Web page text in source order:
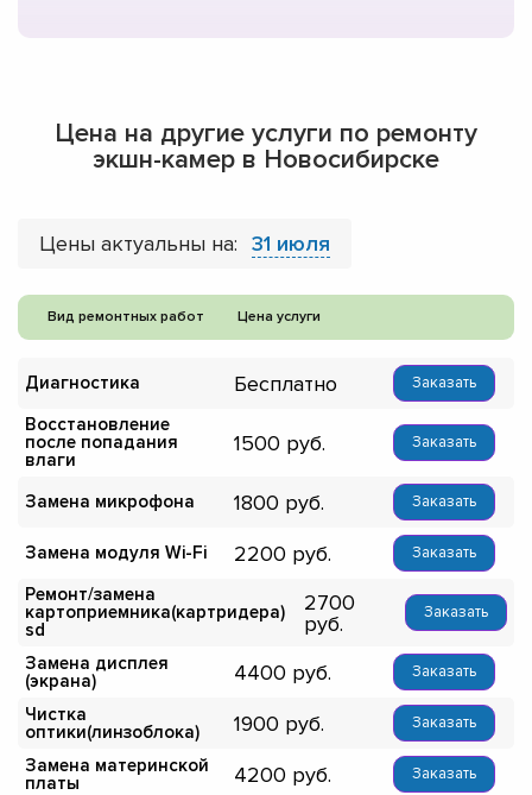
Цена на другие услуги по ремонту
экшн-камер в Новосибирске
Цены актуальны на: 31 июля
Вид ремонтных работ Цена услуги
Диагностика Бесплатно Заказать
Восстановление
после попадания
влаги
1500 Заказать
Замена микрофона 1800 Заказать
Замена модуля Wi-Fi 2200 Заказать
Ремонт/замена
картоприемника(картридера)
sd
2700 Заказать
Замена дисплея
(экрана)
4400 Заказать
Чистка
оптики(линзоблока)
1900 Заказать
Замена материнской
платы
4200 Заказать